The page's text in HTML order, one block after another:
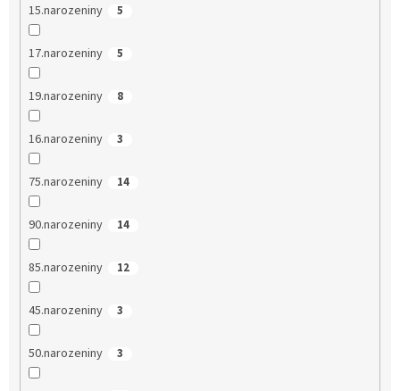
15.narozeniny 5
17.narozeniny 5
19.narozeniny 8
16.narozeniny 3
75.narozeniny 14
90.narozeniny 14
85.narozeniny 12
45.narozeniny 3
50.narozeniny 3